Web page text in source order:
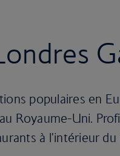
populaires en
Royaume-Uni.
à l'intérieur